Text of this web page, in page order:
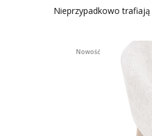
Nieprzypadkowo
Nowość